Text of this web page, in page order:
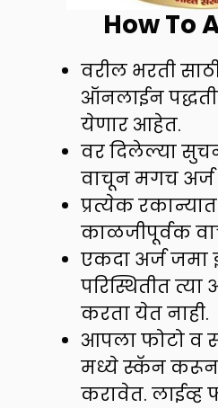
How To
वरील भरती
ऑनलाईन
येणार आहेत.
वर दिलेल्या
वाचून मगच अर्ज
प्रत्येक
काळजीपूर्वक
एकदा अर्ज जमा
परिस्थितीत
करता येत नाही.
आपला फोटो व
मध्ये स्कॅन
करावेत. लाईव्ह